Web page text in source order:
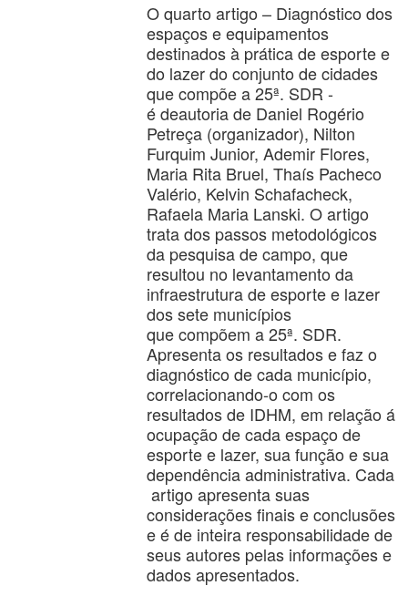
O quarto artigo – Diagnóstico dos
espaços e equipamentos
destinados à prática de esporte e
do lazer do conjunto de cidades
que compõe a 25ª. SDR -
é deautoria de Daniel Rogério
Petreça (organizador), Nilton
Furquim Junior, Ademir Flores,
Maria Rita Bruel, Thaís Pacheco
Valério, Kelvin Schafacheck,
Rafaela Maria Lanski. O artigo
trata dos passos metodológicos
da pesquisa de campo, que
resultou no levantamento da
infraestrutura de esporte e lazer
dos sete municípios
que compõem a 25ª. SDR.
Apresenta os resultados e faz o
diagnóstico de cada município,
correlacionando-o com os
resultados de IDHM, em relação á
ocupação de cada espaço de
esporte e lazer, sua função e sua
dependência administrativa. Cada
artigo apresenta suas
considerações finais e conclusões
e é de inteira responsabilidade de
seus autores pelas informações e
dados apresentados.